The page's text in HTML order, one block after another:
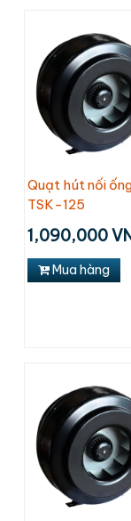
Quạt hút nối
TSK-125
1,090,000
Mua hàng